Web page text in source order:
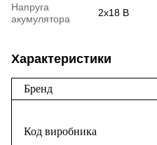
Напруга
акумулятора
2х18 В
Характеристики
Бренд
Код виробника